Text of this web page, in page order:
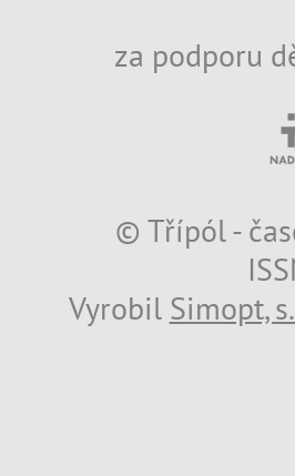
za podporu
© Třípól -
Vyrobil Simopt,